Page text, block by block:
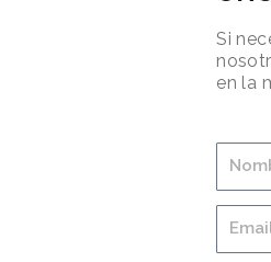
Si
en la